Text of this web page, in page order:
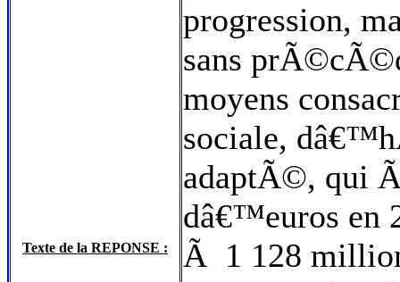
Texte de la REPONSE :
progression,
sans
moyens
sociale,
adaptÃ©, qui
dâ€™euros en
Ã 1 128